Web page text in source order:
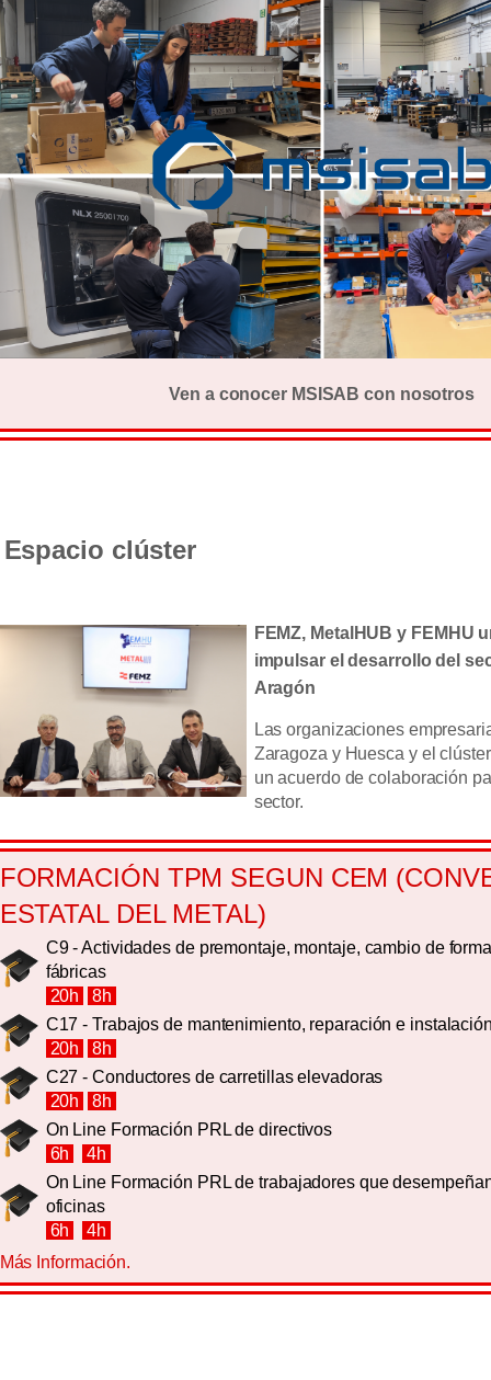
Ven a conocer MSISAB con nosotros
clúster
FEMZ, MetalHUB y FEMHU
impulsar el desarrollo del
Aragón
Las organizaciones
Zaragoza y Huesca y el
un acuerdo de colaboración
sector.
FORMACIÓN TPM SEGUN CEM
ESTATAL DEL METAL)
C9 - Actividades de premontaje, montaje, cambio de
fábricas
20h
8h
C17 - Trabajos de mantenimiento, reparación e
20h
8h
C27 - Conductores de carretillas elevadoras
20h
8h
On Line Formación PRL de directivos
6h
4h
On Line Formación PRL de trabajadores que
oficinas
6h
4h
Más Información.